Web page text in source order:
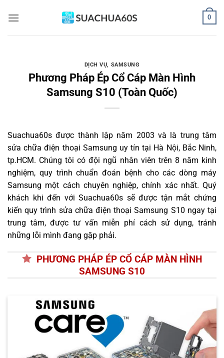
qua
0
DỊCH VỤ, SAMSUNG
Phương Pháp Ép Cổ Cáp Màn Hình
Samsung S10 (Toàn Quốc)
Suachua60s được thành lập năm 2003 và là trung tâm
sửa chữa điện thoại Samsung uy tín tại Hà Nội, Bắc Ninh,
tp.HCM. Chúng tôi có đội ngũ nhân viên trên 8 năm kinh
nghiệm, quy trình chuẩn đoán bệnh cho các dòng máy
Samsung một cách chuyên nghiệp, chính xác nhất. Quý
khách khi đến với Suachua60s sẽ được tận mắt chứng
kiến quy trình sửa chữa điện thoại Samsung S10 ngay tại
trung tâm, được tư vấn miễn phí cách sử dụng, tránh
những lỗi mình đang gặp phải.
PHƯƠNG PHÁP ÉP CỔ CÁP MÀN HÌNH
SAMSUNG S10